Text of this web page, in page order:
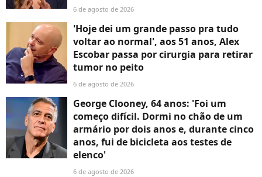
6 de agosto de 2026
'Hoje dei um grande passo pra tudo
voltar ao normal', aos 51 anos, Alex
Escobar passa por cirurgia para retirar
tumor no peito
6 de agosto de 2026
George Clooney, 64 anos: 'Foi um
começo difícil. Dormi no chão de um
armário por dois anos e, durante cinco
anos, fui de bicicleta aos testes de
elenco'
6 de agosto de 2026